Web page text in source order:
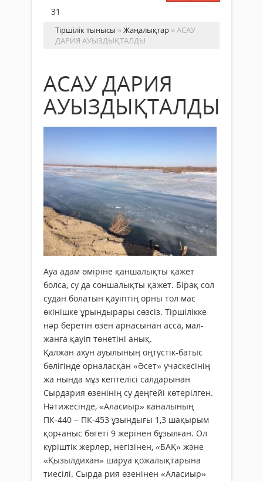
31
Тіршілік тынысы »Жаңалықтар » АСАУ
ДАРИЯ АУЫЗДЫҚТАЛДЫ
АСАУ ДАРИЯ
АУЫЗДЫҚТАЛДЫ
Ауа адам өміріне қаншалықты қажет
болса, су да соншалықты қажет. Бірақ сол
судан бо­латын қауіптің орны тол­ мас
өкінішке ұрындырары сөзсіз. Тіршілікке
нәр беретін өзен арнасынан асса, мал-
жанға қауіп төнетіні анық.
Қалжан ахун ауылының оңтүстік-батыс
бөлігінде орналасқан «Әсет» учаскесінің
жа­ нында мұз кептелісі салдарынан
Сырдария өзенінің су деңгейі көтерілген.
Нәтижесінде, «Аласиыр» каналының
ПК-440 – ПК-453 ұзындығы 1,3 шақырым
қорғаныс бөгеті 9 жерінен бұзылған. Ол
күріштік жер­лер, негізінен, «БАҚ» және
«Қызылдихан» шаруа қожалықтарына
тиесілі. Сырда­ рия өзенінен «Аласиыр»